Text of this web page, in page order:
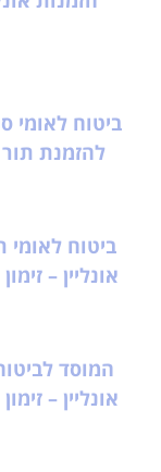
ביטוח לאומי
להזמנת תור
ביטוח
אונליין –
המוסד
אונליין –